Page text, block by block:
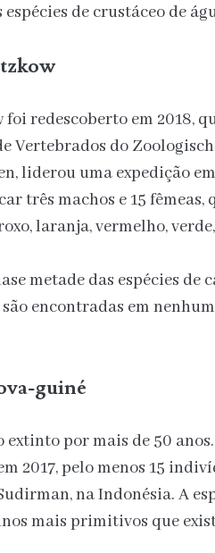
espécies de crustáceo de
redescoberto em 2018,
Vertebrados do
liderou uma expedição
três machos e 15 fêmeas,
laranja, vermelho,
metade das espécies de
encontradas em
guiné
por mais de 50
2017, pelo menos 15
na Indonésia. A
mais primitivos que